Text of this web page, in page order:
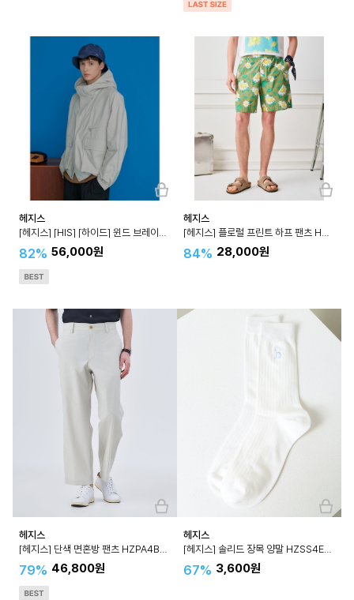
헤지스
82% 56,000원
헤지스
84% 28,000원
헤지스
79% 46,800원
헤지스
67% 3,600원